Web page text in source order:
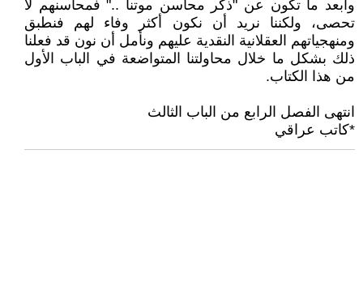
وأبعد ما تكون عن "ذكر محاسن موتنا .." فمحاسنهم لا
تحصى، ولكننا نريد أن نكون أكثر وفاء لهم فنطبق
ومنهجياتهم العقلانية النقدية عليهم ونأمل أن نون قد فعلنا
ذلك بشكل ما خلال محاولتنا المتواضعة في الباب الأول
من هذا الكتاب.
انتهى الفصل الرابع من الباب الثالث
*كاتب عراقي